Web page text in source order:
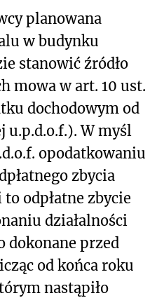
planowana
w budynku
stanowić źródło
mowa w art. 10 ust.
dochodowym od
u.p.d.o.f.). W myśl
opodatkowaniu
zbycia
odpłatne zbycie
działalności
dokonane przed
od końca roku
nastąpiło